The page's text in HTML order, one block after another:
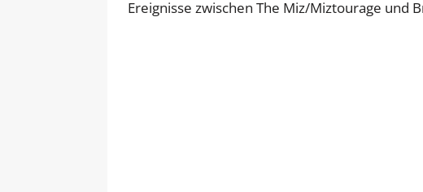
Ereignisse zwischen The Miz/Miztourage und